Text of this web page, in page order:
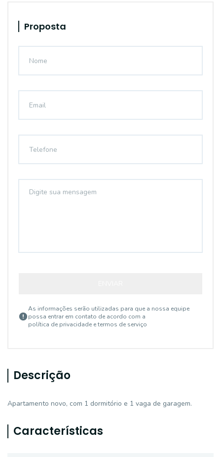
Proposta
As informações serão utilizadas para que a nossa equipe
possa entrar em contato de acordo com a
política de privacidade e termos de serviço
Descrição
Apartamento novo, com 1 dormitório e 1 vaga de garagem.
Características